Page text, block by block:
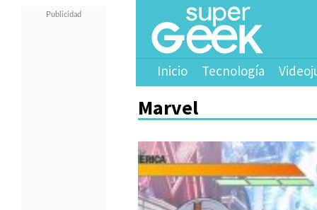
Inicio Tecnología
Marvel